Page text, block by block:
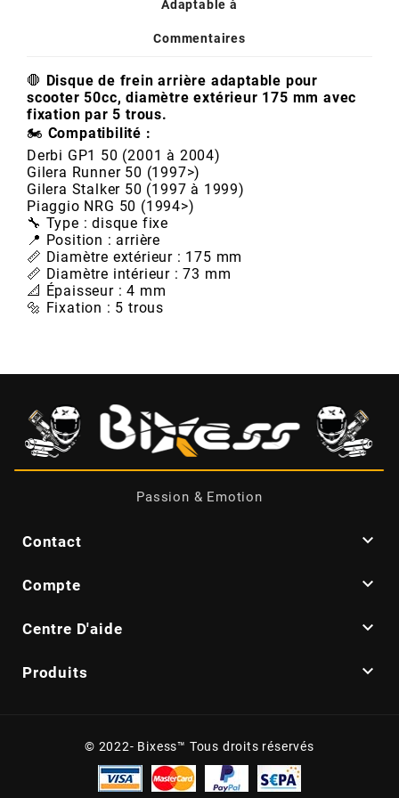
AXWIN
b
BANDO
BARIKIT
BERING
BETA MOTOS
BETA RACING
BIDALOT
Adaptable à
Commentaires
🛑 Disque de frein arrière adaptable pour
scooter 50cc, diamètre extérieur 175 mm avec
fixation par 5 trous.
🏍️ Compatibilité :
Derbi GP1 50 (2001 à 2004)
Gilera Runner 50 (1997>)
Gilera Stalker 50 (1997 à 1999)
Piaggio NRG 50 (1994>)
🔧 Type : disque fixe
📍 Position : arrière
📏 Diamètre extérieur : 175 mm
📏 Diamètre intérieur : 73 mm
📐 Épaisseur : 4 mm
🔩 Fixation : 5 trous
Passion & Emotion
Contact 
Compte 
Centre D'aide 
Produits 
© 2022- Bixess™ Tous droits réservés